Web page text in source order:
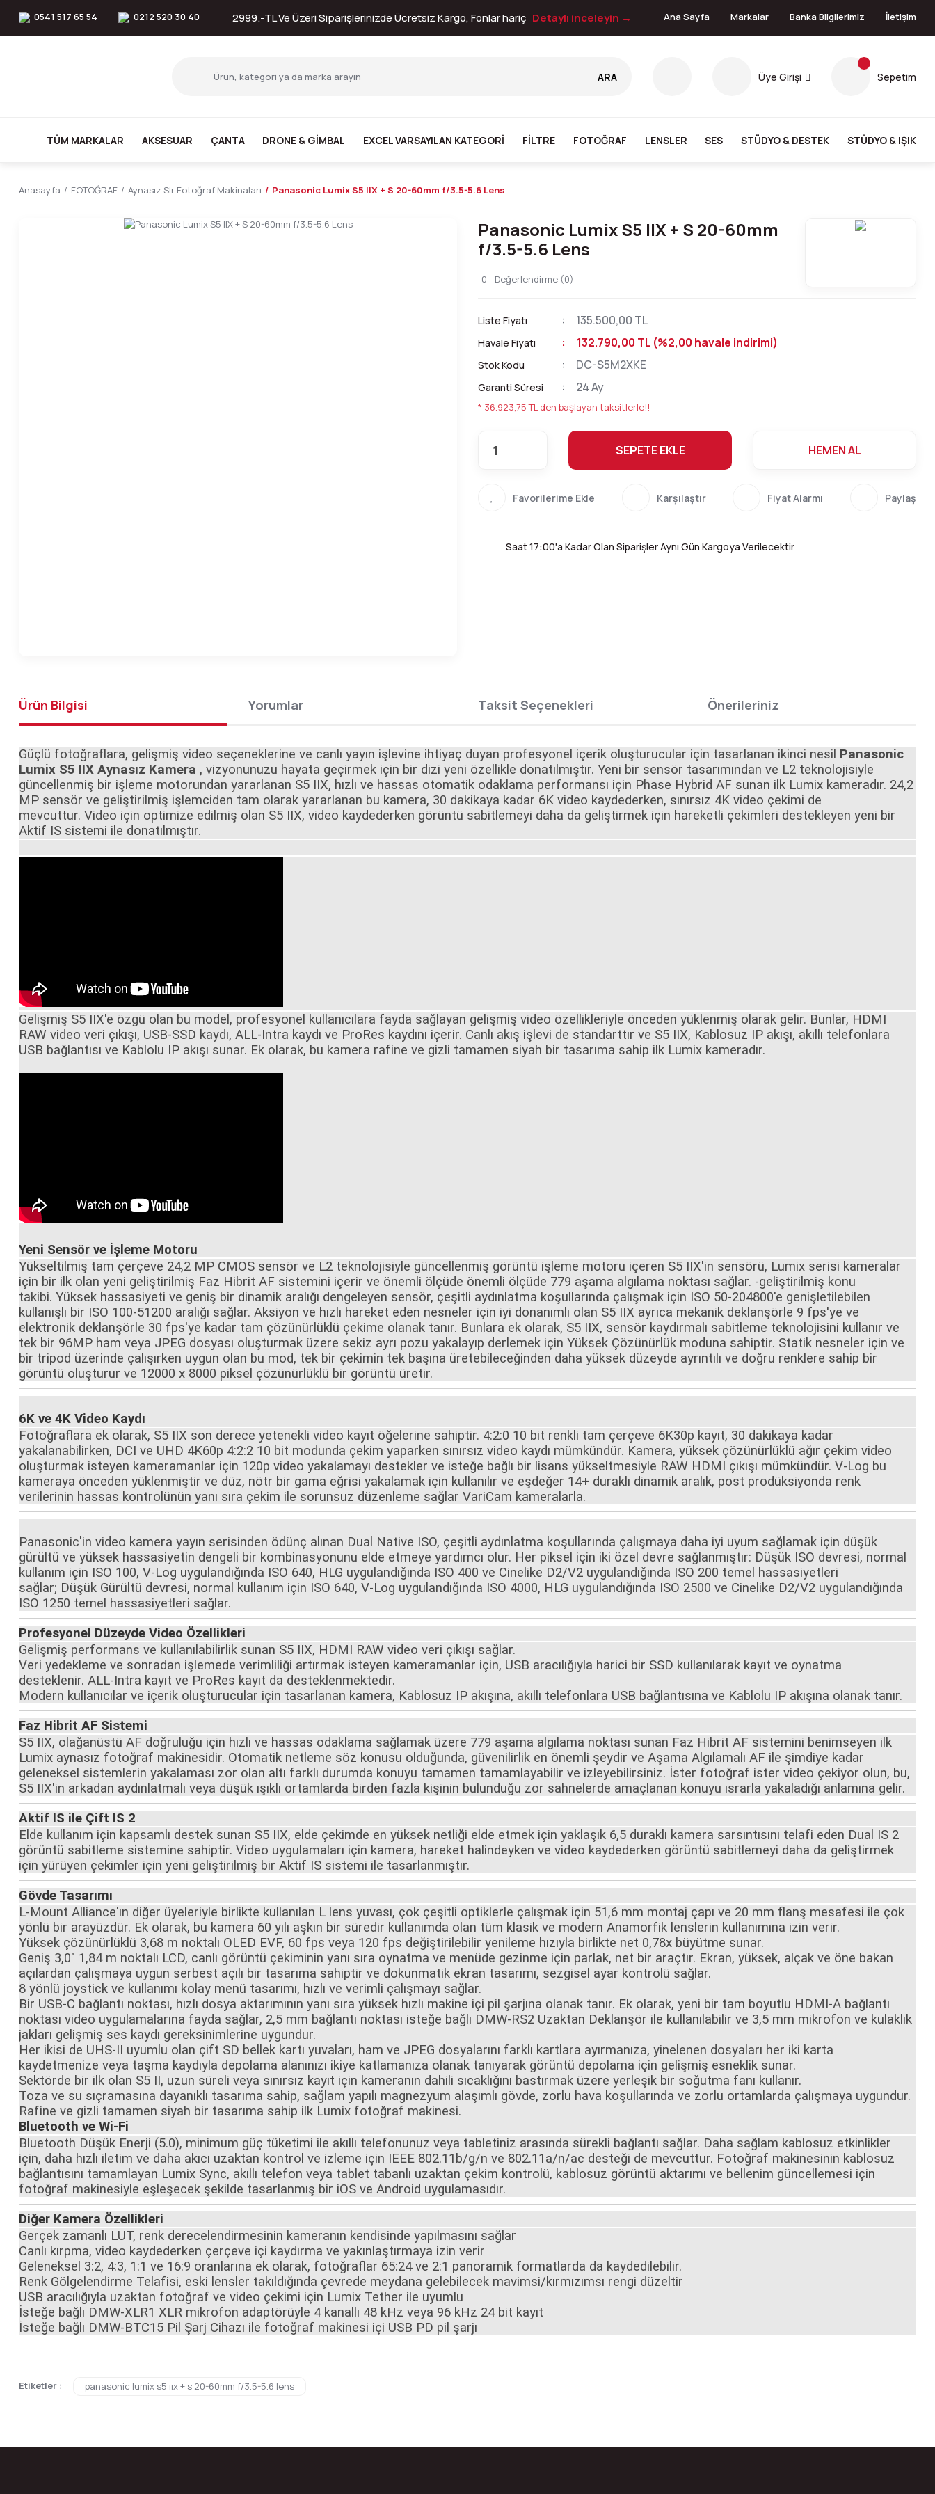
0541 517 65 54 0212 520 30 40 2999.-TL Ve Üzeri Siparişlerinizde Ücretsiz Kargo, Fonlar hariç Detaylı inceleyin → Ana Sayfa Markalar Banka Bilgilerimiz İletişim
ARA Üye Girişi Sepetim
TÜM MARKALAR AKSESUAR ÇANTA DRONE & GİMBAL EXCEL VARSAYILAN KATEGORI FİLTRE FOTOĞRAF LENSLER SES STÜDYO & DESTEK STÜDYO & IŞIK
Anasayfa FOTOĞRAF Aynasız Slr Fotoğraf Makinaları Panasonic Lumix S5 IIX + S 20-60mm f/3.5-5.6 Lens
Panasonic Lumix S5 IIX + S 20-60mm
f/3.5-5.6 Lens
0 - Değerlendirme (0)
Liste Fiyatı 135.500,00 TL
Havale Fiyatı 132.790,00 TL (%2,00 havale indirimi)
Stok Kodu DC-S5M2XKE
Garanti Süresi 24 Ay
* 36.923,75 TL den başlayan taksitlerle!!
SEPETE EKLE HEMEN AL
Karşılaştır Fiyat Alarmı Paylaş
Saat 17:00'a Kadar Olan Siparişler Aynı Gün Kargoya Verilecektir
Ürün Bilgisi Yorumlar Taksit Seçenekleri Önerileriniz
Güçlü fotoğraflara, gelişmiş video seçeneklerine ve canlı yayın işlevine ihtiyaç duyan profesyonel içerik oluşturucular için tasarlanan ikinci nesil Panasonic
Lumix S5 IIX Aynasız Kamera , vizyonunuzu hayata geçirmek için bir dizi yeni özellikle donatılmıştır. Yeni bir sensör tasarımından ve L2 teknolojisiyle
güncellenmiş bir işleme motorundan yararlanan S5 IIX, hızlı ve hassas otomatik odaklama performansı için Phase Hybrid AF sunan ilk Lumix kameradır. 24,2
MP sensör ve geliştirilmiş işlemciden tam olarak yararlanan bu kamera, 30 dakikaya kadar 6K video kaydederken, sınırsız 4K video çekimi de
mevcuttur. Video için optimize edilmiş olan S5 IIX, video kaydederken görüntü sabitlemeyi daha da geliştirmek için hareketli çekimleri destekleyen yeni bir
Aktif IS sistemi ile donatılmıştır.
Gelişmiş S5 IIX'e özgü olan bu model, profesyonel kullanıcılara fayda sağlayan gelişmiş video özellikleriyle önceden yüklenmiş olarak gelir. Bunlar, HDMI
RAW video veri çıkışı, USB-SSD kaydı, ALL-Intra kaydı ve ProRes kaydını içerir. Canlı akış işlevi de standarttır ve S5 IIX, Kablosuz IP akışı, akıllı telefonlara
USB bağlantısı ve Kablolu IP akışı sunar. Ek olarak, bu kamera rafine ve gizli tamamen siyah bir tasarıma sahip ilk Lumix kameradır.
Yeni Sensör ve İşleme Motoru
Yükseltilmiş tam çerçeve 24,2 MP CMOS sensör ve L2 teknolojisiyle güncellenmiş görüntü işleme motoru içeren S5 IIX'in sensörü, Lumix serisi kameralar
için bir ilk olan yeni geliştirilmiş Faz Hibrit AF sistemini içerir ve önemli ölçüde önemli ölçüde 779 aşama algılama noktası sağlar. -geliştirilmiş konu
takibi. Yüksek hassasiyeti ve geniş bir dinamik aralığı dengeleyen sensör, çeşitli aydınlatma koşullarında çalışmak için ISO 50-204800'e genişletilebilen
kullanışlı bir ISO 100-51200 aralığı sağlar. Aksiyon ve hızlı hareket eden nesneler için iyi donanımlı olan S5 IIX ayrıca mekanik deklanşörle 9 fps'ye ve
elektronik deklanşörle 30 fps'ye kadar tam çözünürlüklü çekime olanak tanır. Bunlara ek olarak, S5 IIX, sensör kaydırmalı sabitleme teknolojisini kullanır ve
tek bir 96MP ham veya JPEG dosyası oluşturmak üzere sekiz ayrı pozu yakalayıp derlemek için Yüksek Çözünürlük moduna sahiptir. Statik nesneler için ve
bir tripod üzerinde çalışırken uygun olan bu mod, tek bir çekimin tek başına üretebileceğinden daha yüksek düzeyde ayrıntılı ve doğru renklere sahip bir
görüntü oluşturur ve 12000 x 8000 piksel çözünürlüklü bir görüntü üretir.
6K ve 4K Video Kaydı
Fotoğraflara ek olarak, S5 IIX son derece yetenekli video kayıt öğelerine sahiptir. 4:2:0 10 bit renkli tam çerçeve 6K30p kayıt, 30 dakikaya kadar
yakalanabilirken, DCI ve UHD 4K60p 4:2:2 10 bit modunda çekim yaparken sınırsız video kaydı mümkündür. Kamera, yüksek çözünürlüklü ağır çekim video
oluşturmak isteyen kameramanlar için 120p video yakalamayı destekler ve isteğe bağlı bir lisans yükseltmesiyle RAW HDMI çıkışı mümkündür. V-Log bu
kameraya önceden yüklenmiştir ve düz, nötr bir gama eğrisi yakalamak için kullanılır ve eşdeğer 14+ duraklı dinamik aralık, post prodüksiyonda renk
verilerinin hassas kontrolünün yanı sıra çekim ile sorunsuz düzenleme sağlar VariCam kameralarla.
Panasonic'in video kamera yayın serisinden ödünç alınan Dual Native ISO, çeşitli aydınlatma koşullarında çalışmaya daha iyi uyum sağlamak için düşük
gürültü ve yüksek hassasiyetin dengeli bir kombinasyonunu elde etmeye yardımcı olur. Her piksel için iki özel devre sağlanmıştır: Düşük ISO devresi, normal
kullanım için ISO 100, V-Log uygulandığında ISO 640, HLG uygulandığında ISO 400 ve Cinelike D2/V2 uygulandığında ISO 200 temel hassasiyetleri
sağlar; Düşük Gürültü devresi, normal kullanım için ISO 640, V-Log uygulandığında ISO 4000, HLG uygulandığında ISO 2500 ve Cinelike D2/V2 uygulandığında
ISO 1250 temel hassasiyetleri sağlar.
Profesyonel Düzeyde Video Özellikleri
Gelişmiş performans ve kullanılabilirlik sunan S5 IIX, HDMI RAW video veri çıkışı sağlar.
Veri yedekleme ve sonradan işlemede verimliliği artırmak isteyen kameramanlar için, USB aracılığıyla harici bir SSD kullanılarak kayıt ve oynatma
desteklenir. ALL-Intra kayıt ve ProRes kayıt da desteklenmektedir.
Modern kullanıcılar ve içerik oluşturucular için tasarlanan kamera, Kablosuz IP akışına, akıllı telefonlara USB bağlantısına ve Kablolu IP akışına olanak tanır.
Faz Hibrit AF Sistemi
S5 IIX, olağanüstü AF doğruluğu için hızlı ve hassas odaklama sağlamak üzere 779 aşama algılama noktası sunan Faz Hibrit AF sistemini benimseyen ilk
Lumix aynasız fotoğraf makinesidir. Otomatik netleme söz konusu olduğunda, güvenilirlik en önemli şeydir ve Aşama Algılamalı AF ile şimdiye kadar
geleneksel sistemlerin yakalaması zor olan altı farklı durumda konuyu tamamen tamamlayabilir ve izleyebilirsiniz. İster fotoğraf ister video çekiyor olun, bu,
S5 IIX'in arkadan aydınlatmalı veya düşük ışıklı ortamlarda birden fazla kişinin bulunduğu zor sahnelerde amaçlanan konuyu ısrarla yakaladığı anlamına gelir.
Aktif IS ile Çift IS 2
Elde kullanım için kapsamlı destek sunan S5 IIX, elde çekimde en yüksek netliği elde etmek için yaklaşık 6,5 duraklı kamera sarsıntısını telafi eden Dual IS 2
görüntü sabitleme sistemine sahiptir. Video uygulamaları için kamera, hareket halindeyken ve video kaydederken görüntü sabitlemeyi daha da geliştirmek
için yürüyen çekimler için yeni geliştirilmiş bir Aktif IS sistemi ile tasarlanmıştır.
Gövde Tasarımı
L-Mount Alliance'ın diğer üyeleriyle birlikte kullanılan L lens yuvası, çok çeşitli optiklerle çalışmak için 51,6 mm montaj çapı ve 20 mm flanş mesafesi ile çok
yönlü bir arayüzdür. Ek olarak, bu kamera 60 yılı aşkın bir süredir kullanımda olan tüm klasik ve modern Anamorfik lenslerin kullanımına izin verir.
Yüksek çözünürlüklü 3,68 m noktalı OLED EVF, 60 fps veya 120 fps değiştirilebilir yenileme hızıyla birlikte net 0,78x büyütme sunar.
Geniş 3,0" 1,84 m noktalı LCD, canlı görüntü çekiminin yanı sıra oynatma ve menüde gezinme için parlak, net bir araçtır. Ekran, yüksek, alçak ve öne bakan
açılardan çalışmaya uygun serbest açılı bir tasarıma sahiptir ve dokunmatik ekran tasarımı, sezgisel ayar kontrolü sağlar.
8 yönlü joystick ve kullanımı kolay menü tasarımı, hızlı ve verimli çalışmayı sağlar.
Bir USB-C bağlantı noktası, hızlı dosya aktarımının yanı sıra yüksek hızlı makine içi pil şarjına olanak tanır. Ek olarak, yeni bir tam boyutlu HDMI-A bağlantı
noktası video uygulamalarına fayda sağlar, 2,5 mm bağlantı noktası isteğe bağlı DMW-RS2 Uzaktan Deklanşör ile kullanılabilir ve 3,5 mm mikrofon ve kulaklık
jakları gelişmiş ses kaydı gereksinimlerine uygundur.
Her ikisi de UHS-II uyumlu olan çift SD bellek kartı yuvaları, ham ve JPEG dosyalarını farklı kartlara ayırmanıza, yinelenen dosyaları her iki karta
kaydetmenize veya taşma kaydıyla depolama alanınızı ikiye katlamanıza olanak tanıyarak görüntü depolama için gelişmiş esneklik sunar.
Sektörde bir ilk olan S5 II, uzun süreli veya sınırsız kayıt için kameranın dahili sıcaklığını bastırmak üzere yerleşik bir soğutma fanı kullanır.
Toza ve su sıçramasına dayanıklı tasarıma sahip, sağlam yapılı magnezyum alaşımlı gövde, zorlu hava koşullarında ve zorlu ortamlarda çalışmaya uygundur.
Rafine ve gizli tamamen siyah bir tasarıma sahip ilk Lumix fotoğraf makinesi.
Bluetooth ve Wi-Fi
Bluetooth Düşük Enerji (5.0), minimum güç tüketimi ile akıllı telefonunuz veya tabletiniz arasında sürekli bağlantı sağlar. Daha sağlam kablosuz etkinlikler
için, daha hızlı iletim ve daha akıcı uzaktan kontrol ve izleme için IEEE 802.11b/g/n ve 802.11a/n/ac desteği de mevcuttur. Fotoğraf makinesinin kablosuz
bağlantısını tamamlayan Lumix Sync, akıllı telefon veya tablet tabanlı uzaktan çekim kontrolü, kablosuz görüntü aktarımı ve bellenim güncellemesi için
fotoğraf makinesiyle eşleşecek şekilde tasarlanmış bir iOS ve Android uygulamasıdır.
Diğer Kamera Özellikleri
Gerçek zamanlı LUT, renk derecelendirmesinin kameranın kendisinde yapılmasını sağlar
Canlı kırpma, video kaydederken çerçeve içi kaydırma ve yakınlaştırmaya izin verir
Geleneksel 3:2, 4:3, 1:1 ve 16:9 oranlarına ek olarak, fotoğraflar 65:24 ve 2:1 panoramik formatlarda da kaydedilebilir.
Renk Gölgelendirme Telafisi, eski lensler takıldığında çevrede meydana gelebilecek mavimsi/kırmızımsı rengi düzeltir
USB aracılığıyla uzaktan fotoğraf ve video çekimi için Lumix Tether ile uyumlu
İsteğe bağlı DMW-XLR1 XLR mikrofon adaptörüyle 4 kanallı 48 kHz veya 96 kHz 24 bit kayıt
İsteğe bağlı DMW-BTC15 Pil Şarj Cihazı ile fotoğraf makinesi içi USB PD pil şarjı
Yorum Yaz
Bu ürünün fiyat bilgisi, resim, ürün açıklamalarında ve diğer konularda yetersiz gördüğünüz noktaları öneri formunu kullanarak tarafımıza iletebilirsiniz.
Ürün açıklamasında eksik bilgiler bulunuyor.
Etiketler : panasonic lumix s5 ııx + s 20-60mm f/3.5-5.6 lens